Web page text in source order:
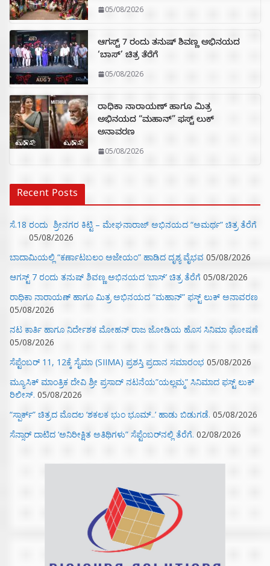
05/08/2026
ಆಗಸ್ಟ್ 7 ರಂದು ತನುಷ್ ಶಿವಣ್ಣ ಅಭಿನಯದ
‘ಬಾಸ್’ ಚಿತ್ರ ತೆರೆಗೆ
05/08/2026
ರಾಧಿಕಾ ನಾರಾಯಣ್ ಹಾಗೂ ಮಿತ್ರ
ಅಭಿನಯದ “ಮಹಾನ್” ಫಸ್ಟ್ ಲುಕ್
ಅನಾವರಣ
05/08/2026
Recent Posts
ಸೆ.18 ರಂದು ಶ್ರೀನಗರ ಕಿಟ್ಟಿ – ಮೇಘನಾರಾಜ್ ಅಭಿನಯದ “ಅಮರ್ಥ” ಚಿತ್ರ ತೆರೆಗೆ
05/08/2026
ಬಾದಾಮಿಯಲ್ಲಿ “ಕರ್ಣಾಟಬಲಂ ಅಜೇಯಂ” ಹಾಡಿದ ದೃಶ್ಯ ವೈಭವ 05/08/2026
ಆಗಸ್ಟ್ 7 ರಂದು ತನುಷ್ ಶಿವಣ್ಣ ಅಭಿನಯದ ‘ಬಾಸ್’ ಚಿತ್ರ ತೆರೆಗೆ 05/08/2026
ರಾಧಿಕಾ ನಾರಾಯಣ್ ಹಾಗೂ ಮಿತ್ರ ಅಭಿನಯದ “ಮಹಾನ್” ಫಸ್ಟ್ ಲುಕ್ ಅನಾವರಣ
05/08/2026
ನಟ ಕಾರ್ತಿ ಹಾಗೂ ನಿರ್ದೇಶಕ ಮೋಹನ್ ರಾಜ ಜೋಡಿಯ ಹೊಸ ಸಿನಿಮಾ ಘೋಷಣೆ
05/08/2026
ಸೆಪ್ಟೆಂಬರ್ 11, 12ಕ್ಕೆ ಸೈಮಾ (SIIMA) ಪ್ರಶಸ್ತಿ ಪ್ರದಾನ ಸಮಾರಂಭ 05/08/2026
ಮ್ಯೂಸಿಕ್‌ ಮಾಂತ್ರಿಕ ದೇವಿ ಶ್ರೀ ಪ್ರಸಾದ್ ನಟನೆಯ”ಯಲ್ಲಮ್ಮ” ಸಿನಿಮಾದ ಫಸ್ಟ್‌ ಲುಕ್‌
ರಿಲೀಸ್. 05/08/2026
“ಸ್ಪಾರ್ಕ್” ಚಿತ್ರದ ಮೊದಲ‌ ‘ಶಕಲಕ ಭುಂ‌ ಭೂಮ್..’ ಹಾಡು ಬಿಡುಗಡೆ. 05/08/2026
ಸೆನ್ಸಾರ್ ದಾಟಿದ ‘ಅನಿರೀಕ್ಷಿತ ಅತಿಥಿಗಳು” ಸೆಪ್ಟೆಂಬರ್‌ನಲ್ಲಿ ತೆರೆಗೆ. 02/08/2026